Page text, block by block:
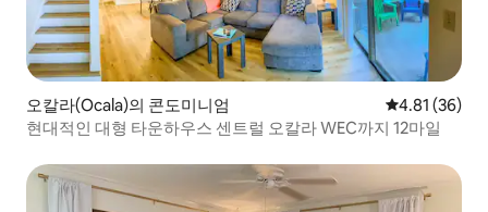
오칼라(Ocala)의 콘도미니엄 평점 4.81점
4.81 (36)
현대적인 대형 타운하우스 센트럴 오칼라 WEC까지 12마일